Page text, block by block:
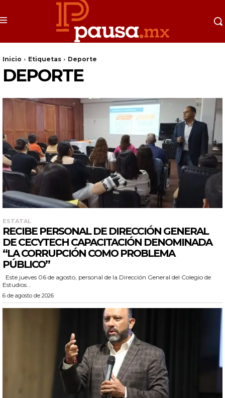
Inicio Etiquetas Deporte
DEPORTE
ESTATAL
RECIBE PERSONAL DE DIRECCIÓN GENERAL
DE CECYTECH CAPACITACIÓN DENOMINADA
“LA CORRUPCIÓN COMO PROBLEMA
PÚBLICO”
Estudios...
6 de agosto de 2026